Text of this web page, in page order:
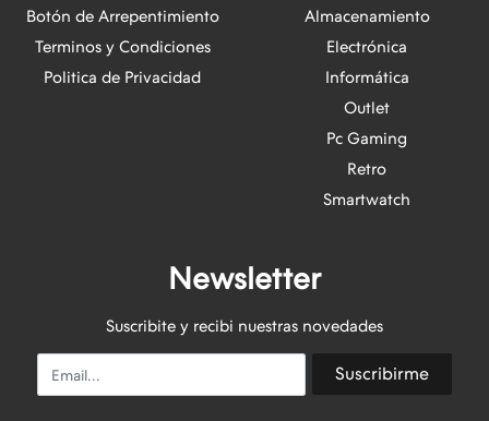
Botón de Arrepentimiento
Terminos y Condiciones
Politica de Privacidad
Almacenamiento
Electrónica
Informática
Outlet
Pc Gaming
Retro
Smartwatch
Newsletter
Suscribite y recibi nuestras novedades
Email Suscribirme